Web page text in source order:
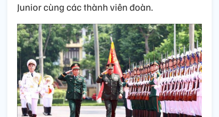
Junior cùng các thành viên đoàn.